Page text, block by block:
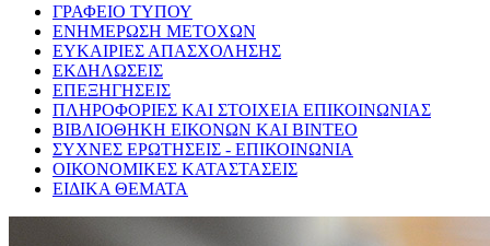
ΓΡΑΦΕΙΟ ΤΥΠΟΥ
ΕΝΗΜΕΡΩΣΗ ΜΕΤΟΧΩΝ
ΕΥΚΑΙΡΙΕΣ ΑΠΑΣΧΟΛΗΣΗΣ
ΕΚΔΗΛΩΣΕΙΣ
ΕΠΕΞΗΓΗΣΕΙΣ
ΠΛΗΡΟΦΟΡΙΕΣ ΚΑΙ ΣΤΟΙΧΕΙΑ ΕΠΙΚΟΙΝΩΝΙΑΣ
ΒΙΒΛΙΟΘΗΚΗ ΕΙΚΟΝΩΝ ΚΑΙ ΒΙΝΤΕΟ
ΣΥΧΝΕΣ ΕΡΩΤΗΣΕΙΣ - ΕΠΙΚΟΙΝΩΝΙΑ
ΟΙΚΟΝΟΜΙΚΕΣ ΚΑΤΑΣΤΑΣΕΙΣ
ΕΙΔΙΚΑ ΘΕΜΑΤΑ